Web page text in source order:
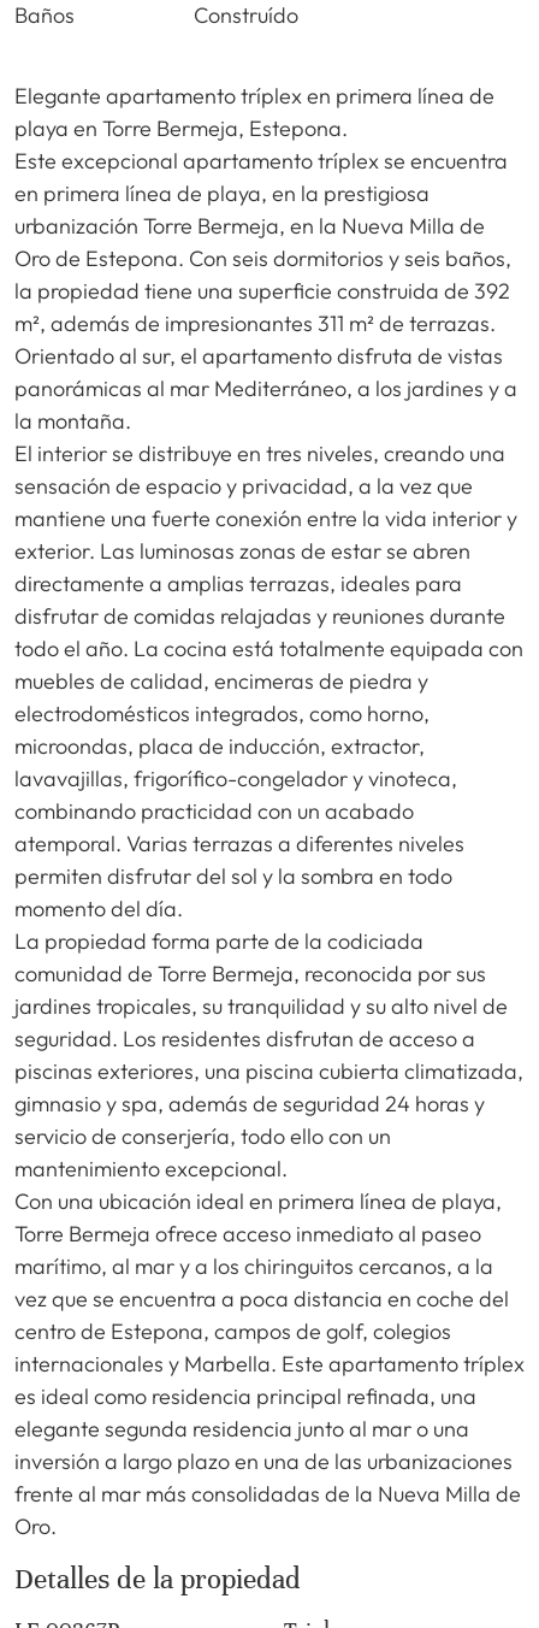
Baños Construído
Elegante apartamento tríplex en primera línea de
playa en Torre Bermeja, Estepona.
Este excepcional apartamento tríplex se encuentra
en primera línea de playa, en la prestigiosa
urbanización Torre Bermeja, en la Nueva Milla de
Oro de Estepona. Con seis dormitorios y seis baños,
la propiedad tiene una superficie construida de 392
m², además de impresionantes 311 m² de terrazas.
Orientado al sur, el apartamento disfruta de vistas
panorámicas al mar Mediterráneo, a los jardines y a
la montaña.
El interior se distribuye en tres niveles, creando una
sensación de espacio y privacidad, a la vez que
mantiene una fuerte conexión entre la vida interior y
exterior. Las luminosas zonas de estar se abren
directamente a amplias terrazas, ideales para
disfrutar de comidas relajadas y reuniones durante
todo el año. La cocina está totalmente equipada con
muebles de calidad, encimeras de piedra y
electrodomésticos integrados, como horno,
microondas, placa de inducción, extractor,
lavavajillas, frigorífico-congelador y vinoteca,
combinando practicidad con un acabado
atemporal. Varias terrazas a diferentes niveles
permiten disfrutar del sol y la sombra en todo
momento del día.
La propiedad forma parte de la codiciada
comunidad de Torre Bermeja, reconocida por sus
jardines tropicales, su tranquilidad y su alto nivel de
seguridad. Los residentes disfrutan de acceso a
piscinas exteriores, una piscina cubierta climatizada,
gimnasio y spa, además de seguridad 24 horas y
servicio de conserjería, todo ello con un
mantenimiento excepcional.
Con una ubicación ideal en primera línea de playa,
Torre Bermeja ofrece acceso inmediato al paseo
marítimo, al mar y a los chiringuitos cercanos, a la
vez que se encuentra a poca distancia en coche del
centro de Estepona, campos de golf, colegios
internacionales y Marbella. Este apartamento tríplex
es ideal como residencia principal refinada, una
elegante segunda residencia junto al mar o una
inversión a largo plazo en una de las urbanizaciones
frente al mar más consolidadas de la Nueva Milla de
Oro.
Detalles de la propiedad